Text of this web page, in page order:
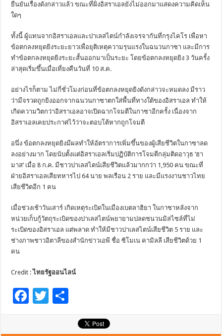
ยืนยันเรื่องดังกล่าวแล้ว ขณะที่ฝั่งอิสราเอลยังไม่ออกมาแสดงความคิดเห็น
ใดๆ
ทั้งนี้ ผู้แทนจากอิสราเอลและปาเลสไตน์กำลังเจรจากันที่กรุงไคโร เพื่อหา
ข้อตกลงหยุดยิงระยะยาวเพื่อยุติเหตุความรุนแรงในฉนวนกาซา และมีการ
ทำข้อตกลงหยุดยิงระยะสั้นออกมาเป็นระยะ โดยข้อตกลงหยุดยิง 3 วันครั้ง
ล่าสุดเริ่มขึ้นเมื่อเที่ยงคืนวันที่ 10 ส.ค.
อย่างไรก็ตาม ไม่กี่ชั่วโมงก่อนที่ข้อตกลงหยุดยิงดังกล่าวจะหมดลง มีราว
ว่ามีจรวดถูกยิงออกจากฉนวนกาซาตกใส่พื้นที่ทางใต้ของอิสราเอล ทำให้
เกิดความวิตกว่าอิสราเอลอาจเปิดฉากโจมตีในกาซาอีกครั้ง เนื่องจาก
อิสราเอลเคยประกาศไว้ว่าจะตอบโต้หากถูกโจมตี
อนึ่ง ข้อตกลงหยุดยิงมีผลทำให้อัตราการเพิ่มขึ้นของผู้เสียชีวิตในกาซาลด
ลงอย่างมาก โดยนับตั้งแต่อิสราเอลเริ่มปฏิบัติการโจมตีกลุ่มติดอาวุธ ‘ฮา
มาส’ เมื่อ 8 ก.ค. มีชาวปาเลสไตน์เสียชีวิตแล้วมากกว่า 1,950 คน ขณะที่
ฝ่ายอิสราเอลเสียทหารไป 64 นาย พลเรือน 2 ราย และมีแรงงานชาวไทย
เสียชีวิตอีก 1 คน
เมื่อช่วงเช้าวันเสาร์ เกิดเหตุระเบิดในเมืองเบตลาฮิยา ในกาซาหลังจาก
หน่วยเก็บกู้วัตถุระเบิดของปาเลสไตน์พยายามปลดชนวนมิสไซล์ที่ไม่
ระเบิดของอิสราเอล แต่พลาด ทำให้มีชาวปาเลสไตน์เสียชีวิต 5 ราย และ
ช่างภาพชาวอิตาลีของสำนักข่าวเอพี ชื่อ ซิโมเน คามิลลี เสียชีวิตด้วย 1
คน
Credit :ไทยรัฐออนไลน์
F
T
ar